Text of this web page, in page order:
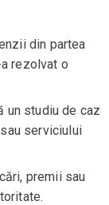
din partea
rezolvat o
un studiu de caz
serviciului
premii sau